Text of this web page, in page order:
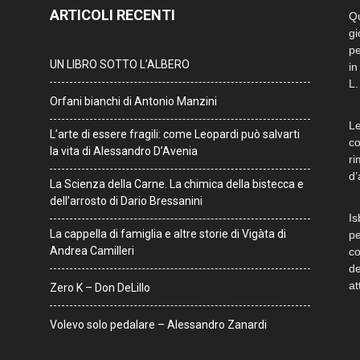
ARTICOLI RECENTI
UN LIBRO SOTTO L’ALBERO
Orfani bianchi di Antonio Manzini
L’arte di essere fragili: come Leopardi può salvarti
la vita di Alessandro D’Avenia
La Scienza della Carne. La chimica della bistecca e
dell’arrosto di Dario Bressanini
La cappella di famiglia e altre storie di Vigàta di
Andrea Camilleri
Zero K – Don DeLillo
Volevo solo pedalare – Alessandro Zanardi